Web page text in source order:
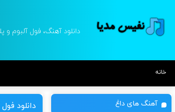
دانلود آهنگ، فول آلبوم
خانه
دانلود آهنگ های داغ